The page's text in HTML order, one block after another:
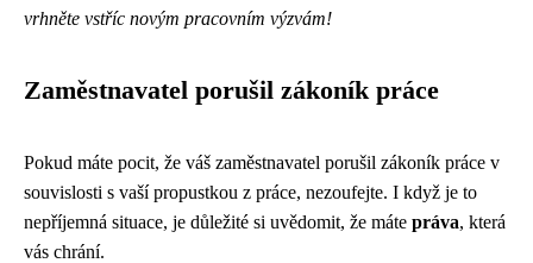
vrhněte vstříc novým pracovním výzvám!
Zaměstnavatel porušil zákoník práce
Pokud máte pocit, že váš zaměstnavatel porušil zákoník práce v
souvislosti s vaší propustkou z práce, nezoufejte. I když je to
nepříjemná situace, je důležité si uvědomit, že máte práva, která
vás chrání.